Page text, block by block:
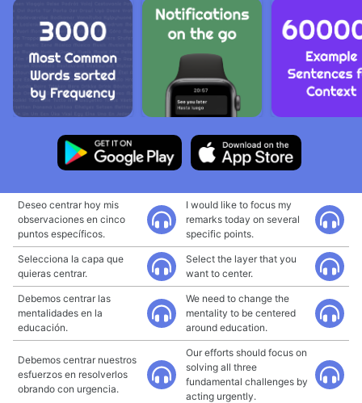
Deseo centrar hoy mis
observaciones en cinco
puntos específicos.
I would like to focus my
remarks today on several
specific points.
Selecciona la capa que
quieras centrar.
Select the layer that you
want to center.
Debemos centrar las
mentalidades en la
educación.
We need to change the
mentality to be centered
around education.
Debemos centrar nuestros
esfuerzos en resolverlos
obrando con urgencia.
Our efforts should focus on
solving all three
fundamental challenges by
acting urgently.